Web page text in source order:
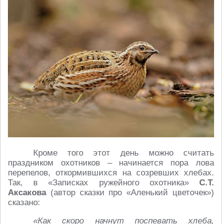
Кроме того этот день можно считать
праздником охотников – начинается пора лова
перепелов, откормившихся на созревших хлебах.
Так, в «Записках ружейного охотника» С.Т.
Аксакова(автор сказки про «Аленький цветочек»)
сказано:
«Как скоро начнут поспевать хлеба,